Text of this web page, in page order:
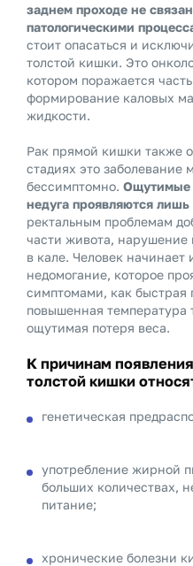
заднем проходе не
патологическими
стоит опасаться и
толстой кишки. Это
котором поражается
формирование каловых
жидкости.
Рак прямой кишки также
стадиях это заболевание
бессимптомно. Ощутимые
недуга проявляются
ректальным проблемам
части живота, нарушение
в кале. Человек начинает
недомогание, которое
симптомами, как быстрая
повышенная температура
ощутимая потеря веса.
К причинам
толстой кишки
генетическая
употребление жирной
больших количествах,
питание;
хронические болезни